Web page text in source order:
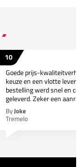
10
Goede prijs-
keuze en een vlotte
bestelling werd snel en
geleverd. Zeker een
ByJoke
Tremelo